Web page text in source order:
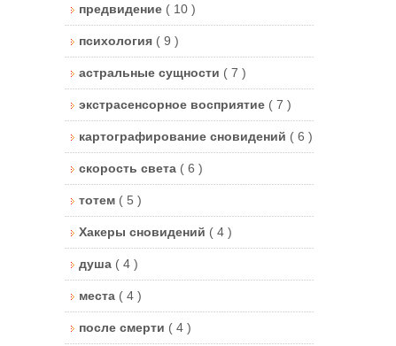
предвидение ( 10 )
психология ( 9 )
астральные сущности ( 7 )
экстрасенсорное восприятие ( 7 )
картографирование сновидений ( 6 )
скорость света ( 6 )
тотем ( 5 )
Хакеры сновидений ( 4 )
душа ( 4 )
места ( 4 )
после смерти ( 4 )